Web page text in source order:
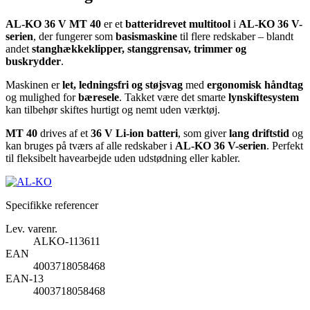
AL-KO 36 V MT 40 er et batteridrevet multitool i AL-KO 36 V-
serien, der fungerer som basismaskine til flere redskaber – blandt
andet stanghækkeklipper, stanggrensav, trimmer og
buskrydder.
Maskinen erlet, ledningsfri og støjsvag med ergonomisk håndtag
og mulighed forbæresele. Takket være det smarte lynskiftesystem
kan tilbehør skiftes hurtigt og nemt uden værktøj.
MT 40 drives af et 36 V Li-ion batteri, som giverlang driftstid og
kan bruges på tværs af alle redskaber i AL-KO 36 V-serien. Perfekt
til fleksibelt havearbejde uden udstødning eller kabler.
Specifikke referencer
Lev. varenr.
ALKO-113611
EAN
4003718058468
EAN-13
4003718058468